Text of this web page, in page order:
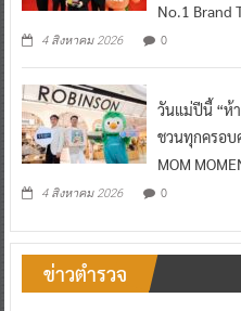
No.1 Brand
4 สิงหาคม 2026 0
วันแม่ปีนี้ “ห้
ชวนทุกครอบ
MOM
4 สิงหาคม 2026 0
ข่าวตำรวจ